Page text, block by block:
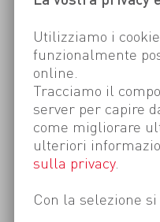
Utilizziamo i
funzionalmente
online.
Tracciamo il
server per capire
come migliorare
ulteriori
sulla privacy.
Con la selezione